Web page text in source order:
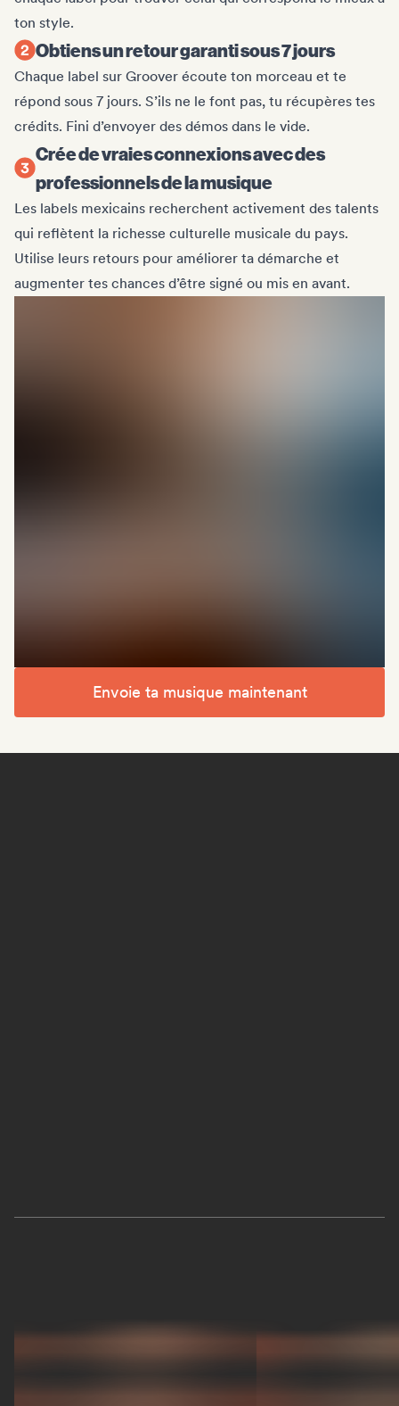
ton style.
Obtiens un retour garanti sous 7 jours
Chaque label sur Groover écoute ton morceau et te
répond sous 7 jours. S’ils ne le font pas, tu récupères tes
crédits. Fini d’envoyer des démos dans le vide.
Crée de vraies connexions avec des
professionnels de la musique
Les labels mexicains recherchent activement des talents
qui reflètent la richesse culturelle musicale du pays.
Utilise leurs retours pour améliorer ta démarche et
augmenter tes chances d’être signé ou mis en avant.
Envoie ta musique maintenant